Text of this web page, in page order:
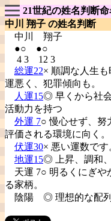
21世紀の姓名判断
中川 翔子 の姓名判断
中川 翔子
●○ ●○
4 3 12 3
総運22× 順調な人生
運悪く、犯罪傾向も。
人運15◎ 早くから社
活動力を持つ
外運 7○ 慢心せず、努
評価される環境に向く。
伏運30× 悪い運数です
地運15◎ 上昇、調和、
天運 7○ 明るくにぎや
る家柄。
陰陽 ◎ 理想的な配列